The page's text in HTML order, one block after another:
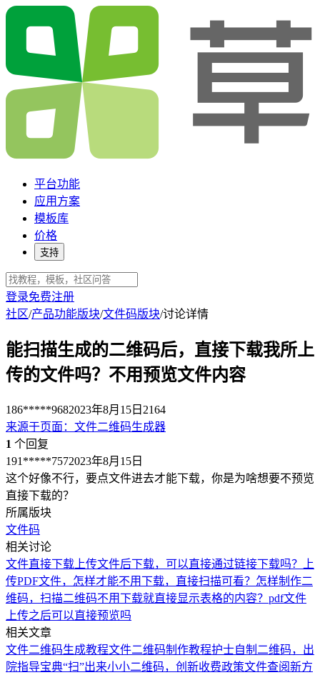
平台功能
应用方案
模板库
价格
支持
登录免费注册
社区/产品功能版块/文件码版块/讨论详情
能扫描生成的二维码后，直接下载我所上
传的文件吗？不用预览文件内容
186*****9682023年8月15日 2164
来源于页面 ： 文件二维码生成器
1 个回复
191*****7572023年8月15日
这个好像不行，要点文件进去才能下载，你是为啥想要不预览
直接下载的？
所属版块
文件码
相关讨论
文件直接下载 上传文件后下载，可以直接通过链接下载吗？
上
传PDF文件，怎样才能不用下载，直接扫描可看？ 怎样制作二
维码，扫描二维码不用下载就直接显示表格的内容？ pdf文件
上传之后可以直接预览吗
相关文章
文件二维码生成教程文件二维码制作教程护士自制二维码，出
院指导宝典“扫”出来小小二维码，创新收费政策文件查阅新方